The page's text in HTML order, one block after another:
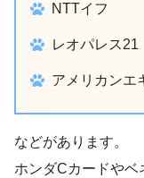
NTTイフ
レオパレス21
アメリカンエ
などがあります。
ホンダCカードやベ